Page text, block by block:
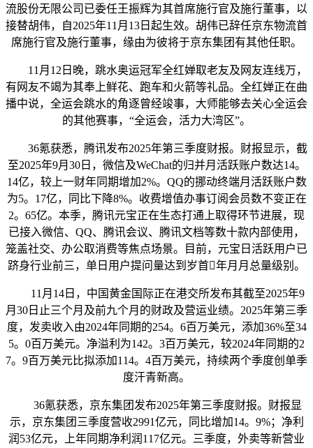
流股份无限公司已委任王振辉为其首席施行官及施行董事，以
接替胡伟，自2025年11月13日起生效。胡伟已辞任京东物流首
席施行官及施行董事，缘由为彼将于京东集团有其他任职。
11月12日晚，跳水奥运冠军全红婵取老友及网友连线万，
有网友不竭为其奉上鲜花、跑车和火箭等礼品。全红婵正在曲
播中说，全运会跳水的角逐曾经竣事，大师能够去关心全运会
的其他赛事，“全运会，活力大湾区”。
36氪获悉，腾讯发布2025年第三季度财报。财报显示，截
至2025年9月30日，微信及WeChat的归并月活跃账户数达14。
14亿，较上一财年同期增加2%。QQ的挪动终端月活跃账户数
为5。17亿，同比下降8%。收费增值办事订阅会员数不变正在
2。65亿。本季，腾讯元宝正在生态打通上取得环节进展，现
已接入微信、QQ、腾讯会议、腾讯文档等数十款内部使用，
笼盖社交、办公取消费等焦点场景。目前，元宝日活跃用户已
跻身行业前三，单日用户提问量达到岁首年月月总量级别。
11月14日，中国黄金国际正在港交所发布其截至2025年9
月30日止三个月及前九个月的财政及营运业绩。2025年第三季
度，发卖收入由2024年同期的254。6百万美元，添加36%至34
5。0百万美元。净溢利为142。3百万美元，较2024年同期的2
7。9百万美元比拟添加114。4百万美元，持续两个季度创单季
度汗青新高。
36氪获悉，京东集团发布2025年第三季度财报。财报显
示，京东集团三季度营收2991亿元，同比增加14。9%；净利
润53亿元，上年同期净利润117亿元。三季度，外卖等新营业